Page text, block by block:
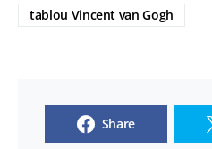
tablou Vincent van Gogh
Share